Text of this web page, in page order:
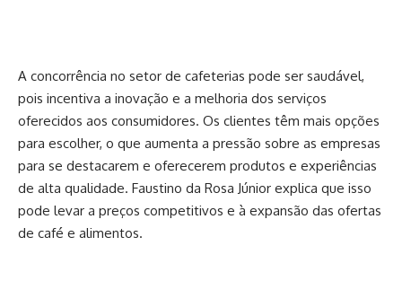
A concorrência no setor de cafeterias pode ser saudável,
pois incentiva a inovação e a melhoria dos serviços
oferecidos aos consumidores. Os clientes têm mais opções
para escolher, o que aumenta a pressão sobre as empresas
para se destacarem e oferecerem produtos e experiências
de alta qualidade. Faustino da Rosa Júnior explica que isso
pode levar a preços competitivos e à expansão das ofertas
de café e alimentos.